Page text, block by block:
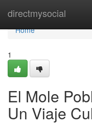
directmysocial
Home
Home
1
El Mole
Un Viaje